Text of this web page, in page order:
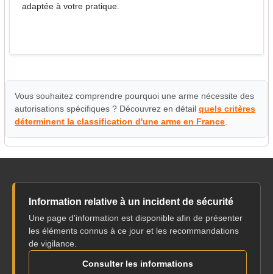
adaptée à votre pratique.
Vous souhaitez comprendre pourquoi une arme nécessite des
autorisations spécifiques ? Découvrez en détailquels critères
déterminent la classification d'une arme en France
Information relative à un incident de sécurité
Une page d'information est disponible afin de présenter
les éléments connus à ce jour et les recommandations
de vigilance.
Consulter les informations